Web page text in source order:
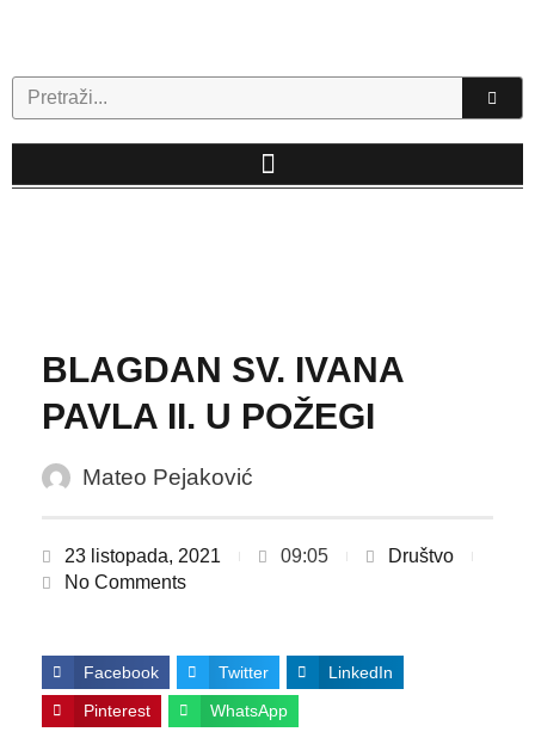
Search
BLAGDAN SV. IVANA
PAVLA II. U POŽEGI
Mateo Pejaković
23 listopada, 2021 09:05
Društvo
No Comments
Facebook Twitter LinkedIn
Pinterest WhatsApp